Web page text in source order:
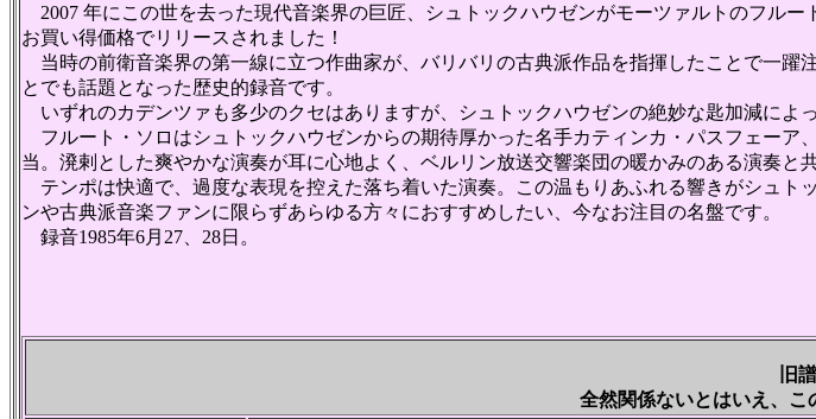
2007 年にこの世を去った現代音楽界の巨匠、シュトックハウゼンがモーツァルトのフル
お買い得価格でリリースされました！
当時の前衛音楽界の第一線に立つ作曲家が、バリバリの古典派作品を指揮したことで一躍
とでも話題となった歴史的録音です。
いずれのカデンツァも多少のクセはありますが、シュトックハウゼンの絶妙な匙加減によ
フルート・ソロはシュトックハウゼンからの期待厚かった名手カティンカ・パスフェー
当。溌剌とした爽やかな演奏が耳に心地よく、ベルリン放送交響楽団の暖かみのある演奏と
テンポは快適で、過度な表現を控えた落ち着いた演奏。この温もりあふれる響きがシュ
ンや古典派音楽ファンに限らずあらゆる方々におすすめしたい、今なお注目の名盤です。
録音1985年6月27、28日。
旧譜
全然関係ないとはいえ、こ